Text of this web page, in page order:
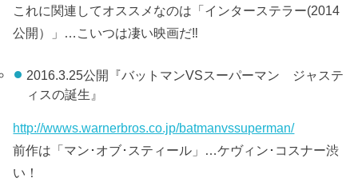
これに関連してオススメなのは「インターステラー(2014
公開）」…こいつは凄い映画だ‼︎
2016.3.25公開『バットマンVSスーパーマン ジャステ
ィスの誕生』
http://wwws.warnerbros.co.jp/batmanvssuperman/
前作は「マン･オブ･スティール」…ケヴィン･コスナー渋
い！